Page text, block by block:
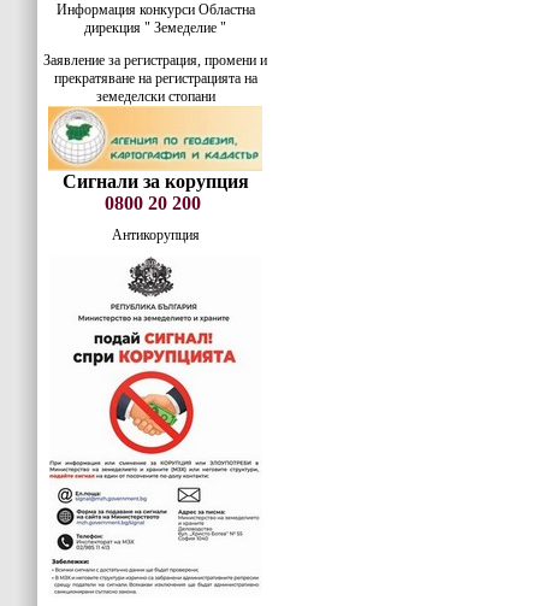
Информация конкурси Областна
дирекция " Земеделие "
Заявление за регистрация, промени и
прекратяване на регистрацията на
земеделски стопани
Сигнали за корупция
0800 20 200
Антикорупция